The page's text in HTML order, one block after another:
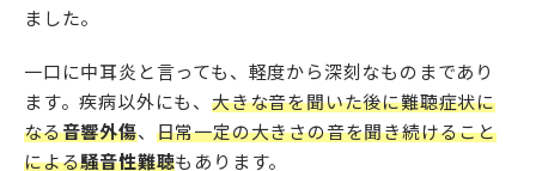
ました。
一口に中耳炎と言っても、軽度から深刻なものまであり
ます。疾病以外にも、 大きな音を聞いた後に難聴症状に
なる音響外傷、 日常一定の大きさの音を聞き続けること
による騒音性難聴もあります。